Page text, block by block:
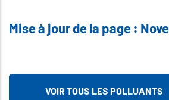
Mise à jour de la page :
VOIR TOUS LES POLLUANTS